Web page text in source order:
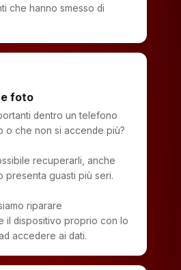
che hanno smesso di
foto
dentro un telefono
o che non si accende più?
recuperarli, anche
presenta guasti più seri.
riparare
il dispositivo proprio con lo
accedere ai dati.